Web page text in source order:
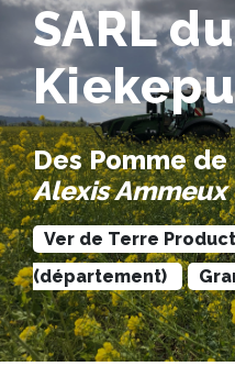
SARL du
Des Pomme
Alexis Ammeux
Ver de Terre
(département)